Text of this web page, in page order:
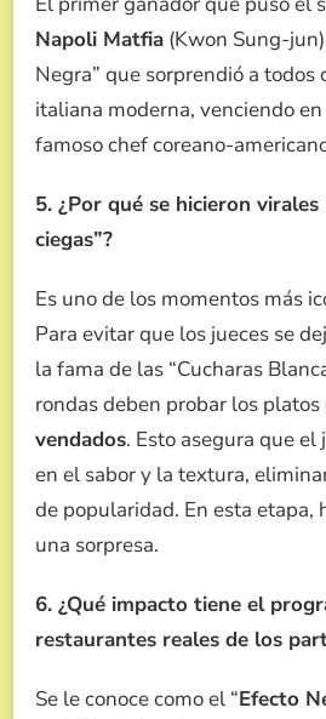
Napoli Matfia (Kwon Sung-
Negra” que sorprendió a todos
italiana moderna, venciendo
famoso chef coreano-
5. ¿Por qué se hicieron virales
ciegas”?
Es uno de los momentos más
Para evitar que los jueces se
la fama de las “Cucharas
rondas deben probar los platos
vendados. Esto asegura que
en el sabor y la textura,
de popularidad. En esta etapa,
una sorpresa.
6. ¿Qué impacto tiene el
restaurantes reales de los
Se le conoce como el “Efecto